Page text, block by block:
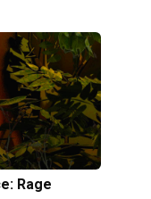
Rage